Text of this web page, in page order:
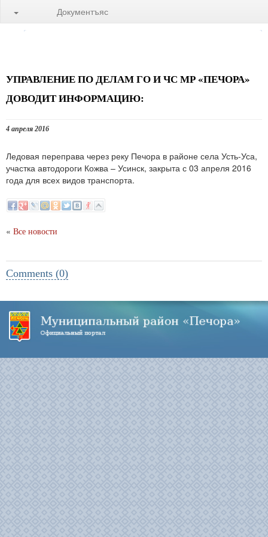
Документъяс
УПРАВЛЕНИЕ ПО ДЕЛАМ ГО И ЧС МР «ПЕЧОРА»
ДОВОДИТ ИНФОРМАЦИЮ:
4 апреля 2016
Ледовая переправа через реку Печора в районе села Усть-Уса,
участка автодороги Кожва – Усинск, закрыта с 03 апреля 2016
года для всех видов транспорта.
« Все новости
Comments (0)